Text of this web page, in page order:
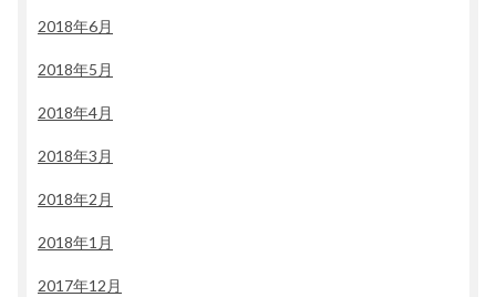
2018年6月
2018年5月
2018年4月
2018年3月
2018年2月
2018年1月
2017年12月